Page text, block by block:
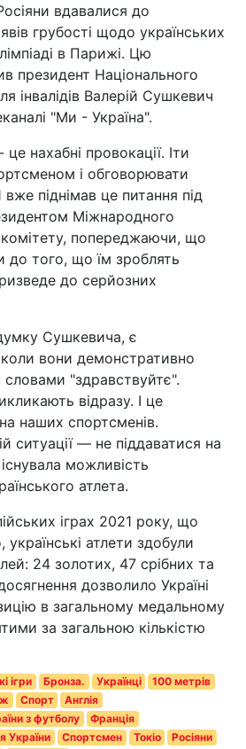
вдавалися до
грубості щодо українських
в Парижі. Цю
президент Національного
інвалідів Валерій Сушкевич
"Ми - Україна".
нахабні провокації. Іти
і обговорювати
вже піднімав це питання під
Міжнародного
комітету, попереджаючи, що
до того, що їм зроблять
до серйозних
Сушкевича, є
вони демонстративно
словами "здравствуйтє".
відразу. І це
наших спортсменів.
ситуації — не піддаватися на
можливість
атлета.
іграх 2021 року, що
атлети здобули
24 золотих, 47 срібних та
дозволило Україні
в загальному медальному
за загальною кількістю
ігри Бронза. Українці
100 метрів
Спорт
Англія
з футболу
Франція
України Спортсмен Токіо
Росіяни